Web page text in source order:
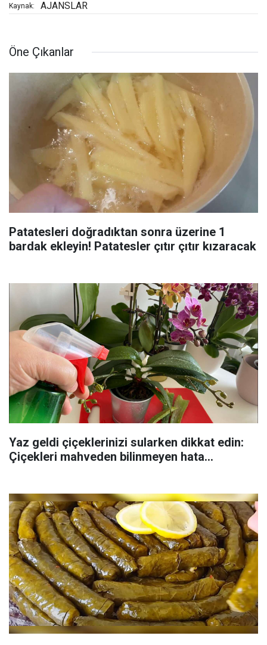
Kaynak: AJANSLAR
Öne Çıkanlar
Patatesleri doğradıktan sonra üzerine 1
bardak ekleyin! Patatesler çıtır çıtır kızaracak
Yaz geldi çiçeklerinizi sularken dikkat edin:
Çiçekleri mahveden bilinmeyen hata...